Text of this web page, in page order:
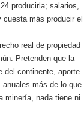
producirla; salarios,
más producir el
real de propiedad
Pretenden que la
del continente, aporte
más de lo que
minería, nada tiene ni